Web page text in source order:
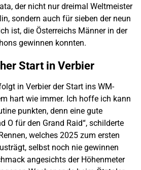
der nicht nur dreimal Weltmeister
sondern auch für sieben der neun
ist, die Österreichs Männer in der
gewinnen konnten.
Start in Verbier
in Verbier der Start ins WM-
hart wie immer. Ich hoffe ich kann
punkten, denn eine gute
O für den Grand Raid“, schilderte
welches 2025 zum ersten
selbst noch nie gewinnen
angesichts der Höhenmeter